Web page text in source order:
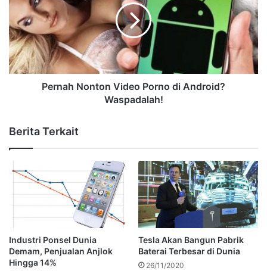
Pernah Nonton Video Porno di Android?
Waspadalah!
Berita Terkait
Industri Ponsel Dunia
Demam, Penjualan Anjlok
Hingga 14%
Tesla Akan Bangun Pabrik
Baterai Terbesar di Dunia
26/11/2020